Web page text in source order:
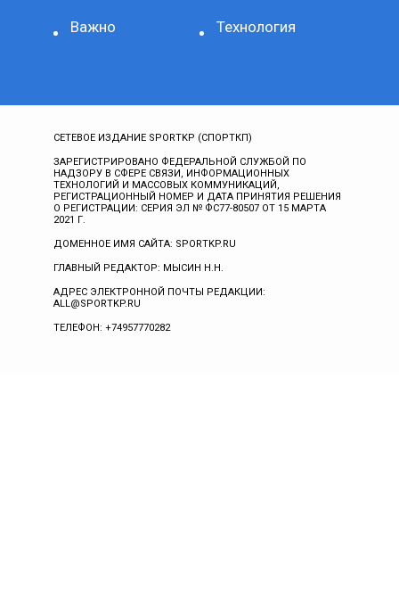
Важно Технология
СЕТЕВОЕ ИЗДАНИЕ SPORTKP (СПОРТКП)
ЗАРЕГИСТРИРОВАНО ФЕДЕРАЛЬНОЙ СЛУЖБОЙ ПО
НАДЗОРУ В СФЕРЕ СВЯЗИ, ИНФОРМАЦИОННЫХ
ТЕХНОЛОГИЙ И МАССОВЫХ КОММУНИКАЦИЙ,
РЕГИСТРАЦИОННЫЙ НОМЕР И ДАТА ПРИНЯТИЯ РЕШЕНИЯ
О РЕГИСТРАЦИИ: СЕРИЯ ЭЛ № ФС77-80507 ОТ 15 МАРТА
2021 Г.
ДОМЕННОЕ ИМЯ САЙТА: SPORTKP.RU
ГЛАВНЫЙ РЕДАКТОР: МЫСИН Н.Н.
АДРЕС ЭЛЕКТРОННОЙ ПОЧТЫ РЕДАКЦИИ:
ALL@SPORTKP.RU
ТЕЛЕФОН: +74957770282